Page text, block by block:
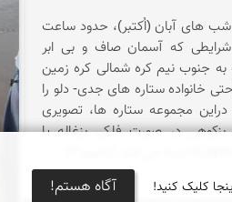
شب های آبان (اُكتبر)، حدود ساعت
شرایطی كه آسمان صاف و بی ابر
جنوب نیم كره شمالی كره زمین
خانواده ستاره های جدی- دلو را
مجموعه ستاره ها، تصویری
در صورت فلکی بزغاله یا
کلیک کنید! آگاه هستم!